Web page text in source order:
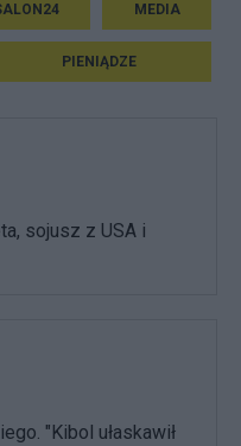
MEDIA
PIENIĄDZE
sojusz z USA i
"Kibol ułaskawił